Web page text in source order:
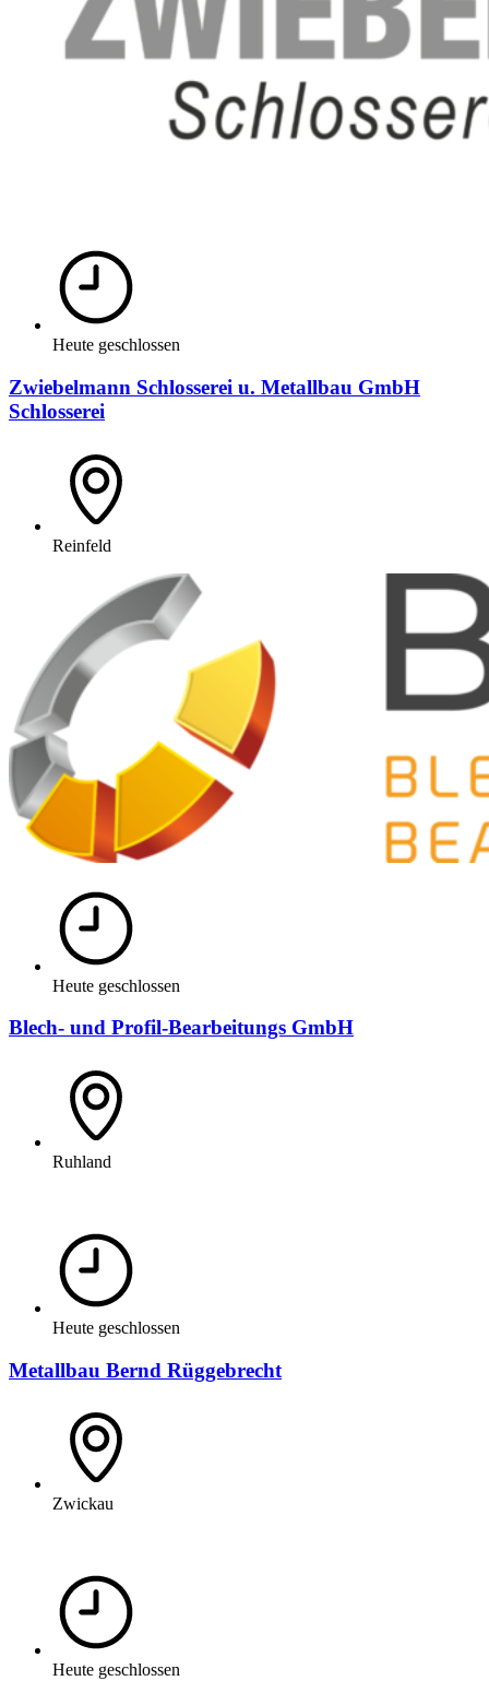
Heute geschlossen
Zwiebelmann Schlosserei u. Metallbau GmbH
Schlosserei
Reinfeld
Heute geschlossen
Blech- und Profil-Bearbeitungs GmbH
Ruhland
Heute geschlossen
Metallbau Bernd Rüggebrecht
Zwickau
Heute geschlossen